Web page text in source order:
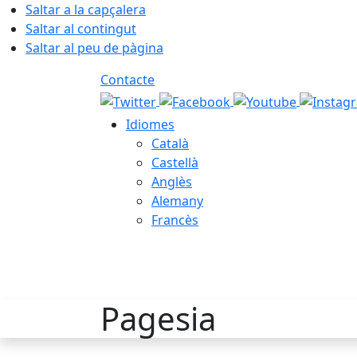
Saltar a la capçalera
Saltar al contingut
Saltar al peu de pàgina
Contacte
Idiomes
Català
Castellà
Anglès
Alemany
Francès
Pagesia